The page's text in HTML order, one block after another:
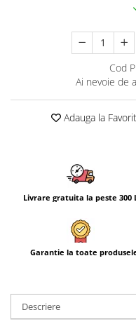
Cod
Ai nevoie de
Adauga la
Livrare gratuita la peste 300
Garantie la toate
Descriere